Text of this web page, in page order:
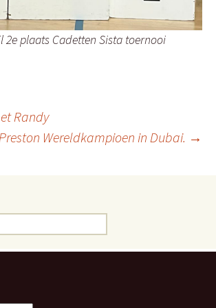
2e plaats Cadetten Sista toernooi
Randy
Wereldkampioen in Dubai. →